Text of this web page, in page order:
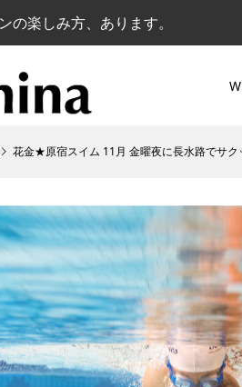
の楽しみ方、あります。
花金★原宿スイム 11月 金曜夜に長水路でサク